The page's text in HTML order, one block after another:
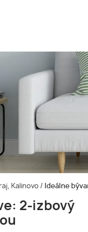
Kalinovo / Ideálne
2-izbový